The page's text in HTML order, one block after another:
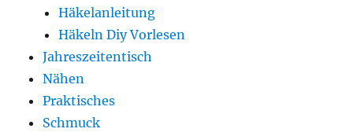
Häkelanleitung
Häkeln Diy Vorlesen
Jahreszeitentisch
Nähen
Praktisches
Schmuck